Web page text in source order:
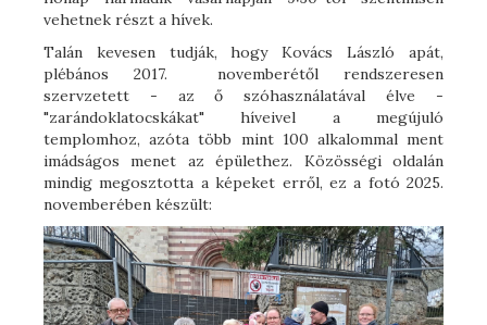
vehetnek részt a hívek.
Talán kevesen tudják, hogy Kovács László apát,
plébános 2017. novemberétől rendszeresen
szervzetett - az ő szóhasználatával élve -
"zarándoklatocskákat" híveivel a megújuló
templomhoz, azóta több mint 100 alkalommal ment
imádságos menet az épülethez. Közösségi oldalán
mindig megosztotta a képeket erről, ez a fotó 2025.
novemberében készült: